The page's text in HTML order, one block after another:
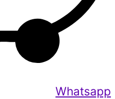
Whatsapp